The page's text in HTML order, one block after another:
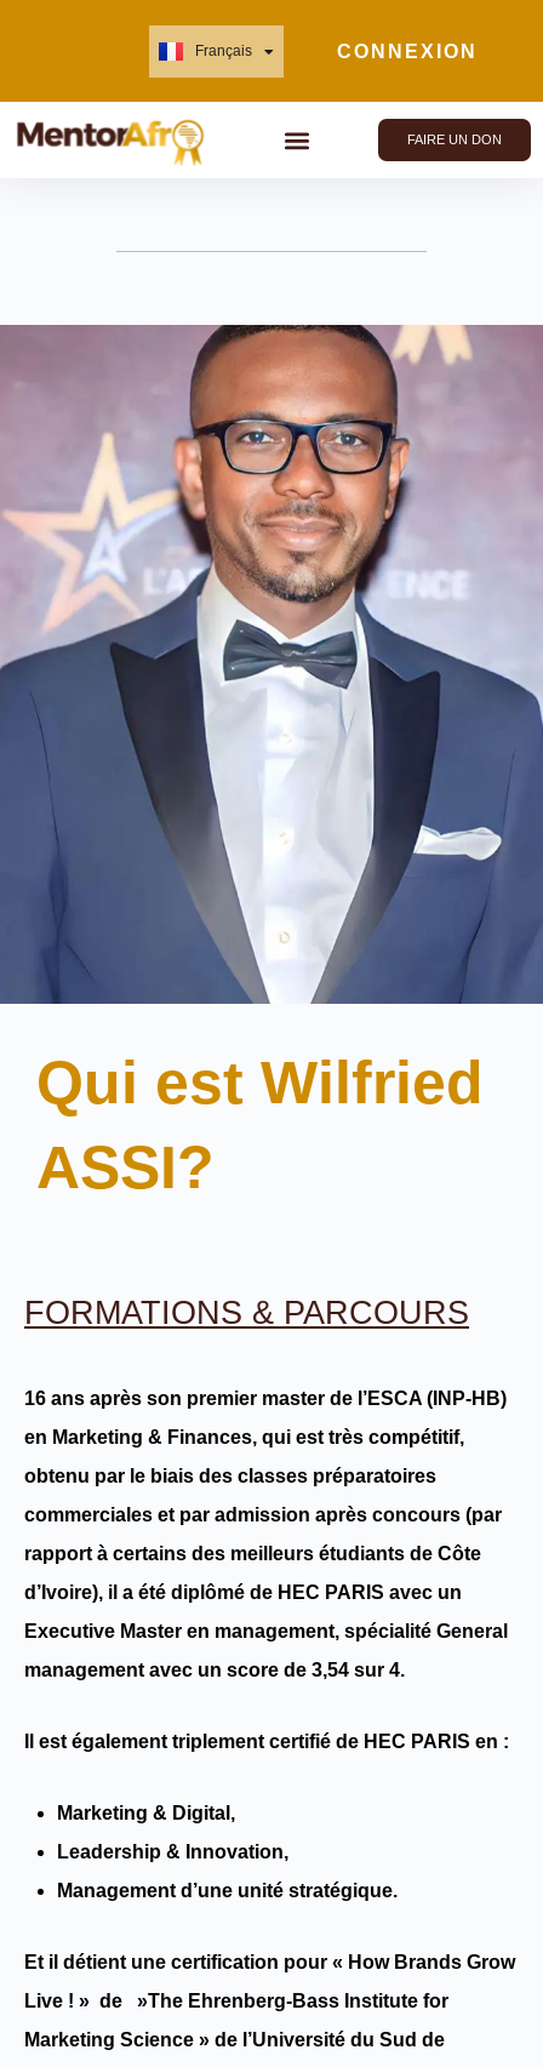
Français
English CONNEXION
FAIRE UN DON
Qui est Wilfried
ASSI?
FORMATIONS & PARCOURS
16 ans après son premier master de l’ESCA (INP-HB)
en Marketing & Finances, qui est très compétitif,
obtenu par le biais des classes préparatoires
commerciales et par admission après concours (par
rapport à certains des meilleurs étudiants de Côte
d’Ivoire), il a été diplômé de HEC PARIS avec un
Executive Master en management, spécialité General
management avec un score de 3,54 sur 4.
Il est également triplement certifié de HEC PARIS en :
Marketing & Digital ,
Leadership & Innovation,
Management d’une unité stratégique.
Et il détient une certification pour « How Brands Grow
Live ! » de »The Ehrenberg-Bass Institute for
Marketing Science » de l’Université du Sud de